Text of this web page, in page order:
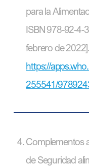
para la
ISBN 978-92-4-
febrero de
https://
255541/
Complementos
de Seguridad